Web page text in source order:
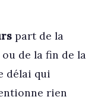
part de la
de la fin de la
délai qui
rien